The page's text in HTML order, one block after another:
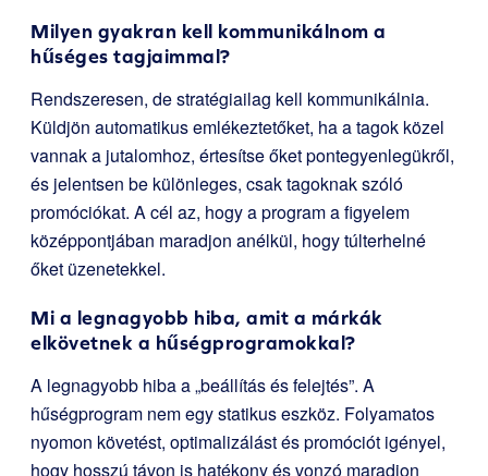
Milyen gyakran kell kommunikálnom a
hűséges tagjaimmal?
Rendszeresen, de stratégiailag kell kommunikálnia.
Küldjön automatikus emlékeztetőket, ha a tagok közel
vannak a jutalomhoz, értesítse őket pontegyenlegükről,
és jelentsen be különleges, csak tagoknak szóló
promóciókat. A cél az, hogy a program a figyelem
középpontjában maradjon anélkül, hogy túlterhelné
őket üzenetekkel.
Mi a legnagyobb hiba, amit a márkák
elkövetnek a hűségprogramokkal?
A legnagyobb hiba a „beállítás és felejtés”. A
hűségprogram nem egy statikus eszköz. Folyamatos
nyomon követést, optimalizálást és promóciót igényel,
hogy hosszú távon is hatékony és vonzó maradjon